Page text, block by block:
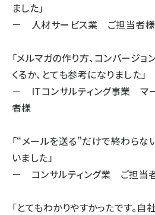
ました」
－ 人材サービス業 ご担当者様
「メルマガの作り方、コンバージョ
くるか、とても参考になりました」
－ ITコンサルティング事業 マ
者様
「“メールを送る”だけで終わら
いました」
－ コンサルティング業 ご担当
「とてもわかりやすかったです。